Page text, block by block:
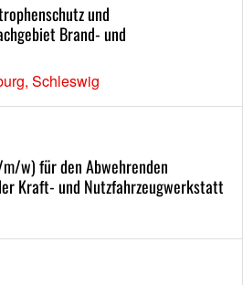
und
Brand- und
Schleswig
w) für den Abwehrenden
Kraft- und Nutzfahrzeugwerkstatt